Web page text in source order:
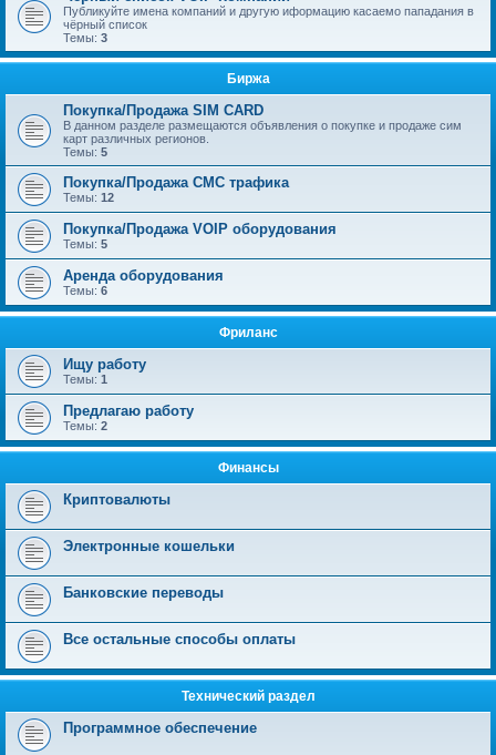
Публикуйте имена компаний и другую иформацию касаемо пападания в
чёрный список
Темы: 3
Биржа
Покупка/Продажа SIM CARD
В данном разделе размещаются объявления о покупке и продаже сим
карт различных регионов.
Темы: 5
Покупка/Продажа СМС трафика
Темы: 12
Покупка/Продажа VOIP оборудования
Темы: 5
Аренда оборудования
Темы: 6
Фриланс
Ищу работу
Темы: 1
Предлагаю работу
Темы: 2
Финансы
Криптовалюты
Электронные кошельки
Банковские переводы
Все остальные способы оплаты
Технический раздел
Программное обеспечение